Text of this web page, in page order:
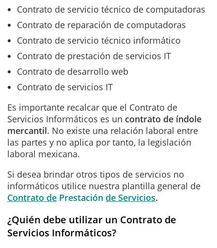
Contrato de servicio técnico de computadoras
Contrato de reparación de computadoras
Contrato de servicio técnico informático
Contrato de prestación de servicios IT
Contrato de desarrollo web
Contrato de servicios IT
Es importante recalcar que el Contrato de
Servicios Informáticos es un contrato de índole
mercantil. No existe una relación laboral entre
las partes y no aplica por tanto, la legislación
laboral mexicana.
Si desea brindar otros tipos de servicios no
informáticos utilice nuestra plantilla general de
Contrato de Prestación de Servicios.
¿Quién debe utilizar un Contrato de
Servicios Informáticos?